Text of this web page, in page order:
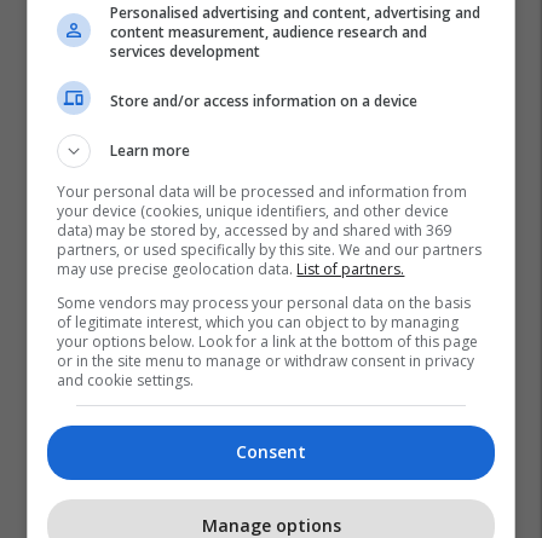
Personalised advertising and content, advertising and
content measurement, audience research and
services development
Store and/or access information on a device
Learn more
Your personal data will be processed and information from
your device (cookies, unique identifiers, and other device
data) may be stored by, accessed by and shared with 369
partners, or used specifically by this site. We and our partners
may use precise geolocation data. List of partners.
Some vendors may process your personal data on the basis
of legitimate interest, which you can object to by managing
your options below. Look for a link at the bottom of this page
or in the site menu to manage or withdraw consent in privacy
and cookie settings.
Consent
Manage options